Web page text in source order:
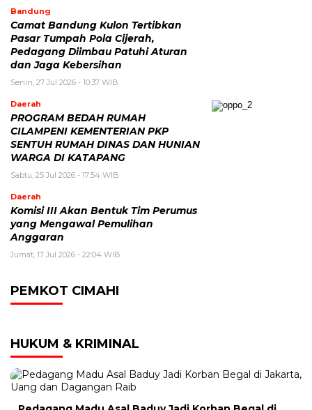
Bandung
Camat Bandung Kulon Tertibkan
Pasar Tumpah Pola Cijerah,
Pedagang Diimbau Patuhi Aturan
dan Jaga Kebersihan
Senin, 27 Jul 2026 - 10:37 WIB
Daerah
PROGRAM BEDAH RUMAH
CILAMPENI KEMENTERIAN PKP
SENTUH RUMAH DINAS DAN HUNIAN
WARGA DI KATAPANG
Sabtu, 25 Jul 2026 - 17:54 WIB
Daerah
Komisi III Akan Bentuk Tim Perumus
yang Mengawal Pemulihan
Anggaran
Jumat, 17 Jul 2026 - 22:04 WIB
PEMKOT CIMAHI
HUKUM & KRIMINAL